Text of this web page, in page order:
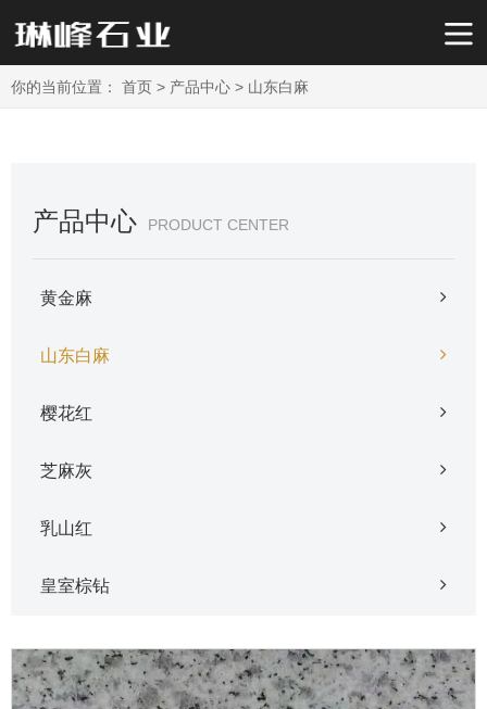
你的当前位置： 首页 > 产品中心 > 山东白麻
产品中心 PRODUCT CENTER
黄金麻
山东白麻
樱花红
芝麻灰
乳山红
皇室棕钻